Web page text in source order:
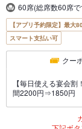
60席(総席数60席
【アプリ予約限定】最大
スマート支払い可
クー
【毎日使える宴会
間2200円⇒1850円